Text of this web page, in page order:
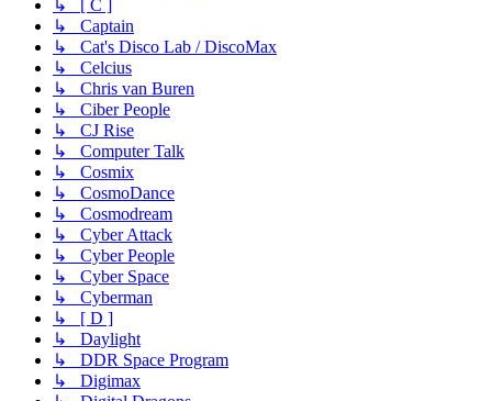
↳ [ C ]
↳ Captain
↳ Cat's Disco Lab / DiscoMax
↳ Celcius
↳ Chris van Buren
↳ Ciber People
↳ CJ Rise
↳ Computer Talk
↳ Cosmix
↳ CosmoDance
↳ Cosmodream
↳ Cyber Attack
↳ Cyber People
↳ Cyber Space
↳ Cyberman
↳ [ D ]
↳ Daylight
↳ DDR Space Program
↳ Digimax